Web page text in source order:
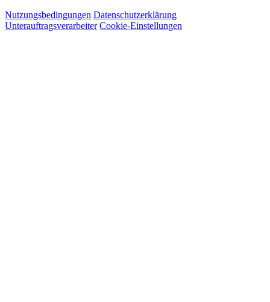
Nutzungsbedingungen Datenschutzerklärung
Unterauftragsverarbeiter Cookie-Einstellungen